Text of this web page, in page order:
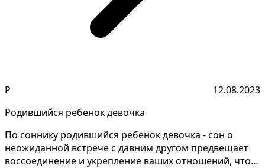
Р
12.08.2023
Родившийся ребенок девочка
По соннику родившийся ребенок девочка - сон о
неожиданной встрече с давним другом предвещает
воссоединение и укрепление ваших отношений, что